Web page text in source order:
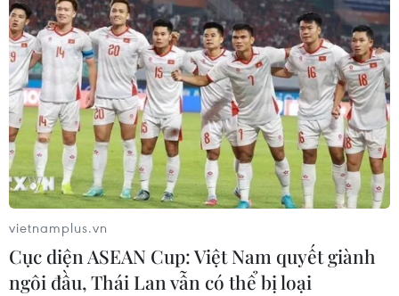
cũng từ khâu này.
vietnamplus.vn
Cục diện ASEAN Cup: Việt Nam quyết giành
ngôi đầu, Thái Lan vẫn có thể bị loại